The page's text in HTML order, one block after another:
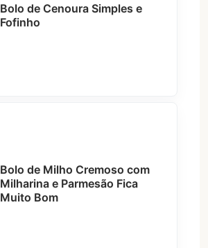
Bolo de Cenoura Simples e
Fofinho
Bolo de Milho Cremoso com
Milharina e Parmesão Fica
Muito Bom